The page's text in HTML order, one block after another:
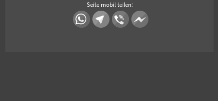
Seite mobil teilen: